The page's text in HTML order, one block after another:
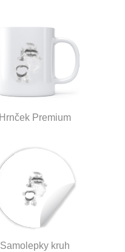
Hrnček Premium
Samolepky kruh